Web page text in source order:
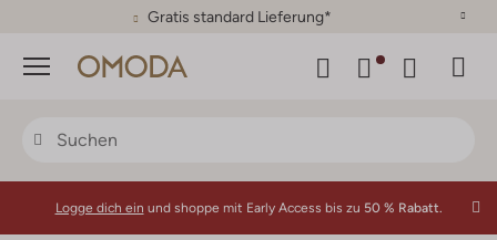
Gratis standard Lieferung*
Menü
Logge dich ein und shoppe mit Early Access bis zu 50 % Rabatt.